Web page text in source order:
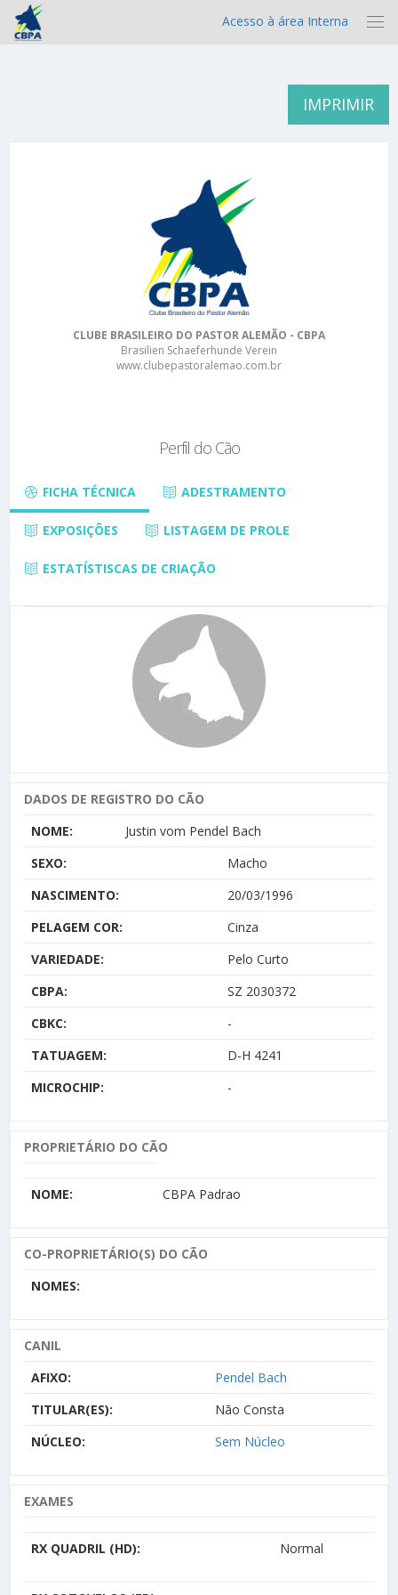
Acesso à área Interna
IMPRIMIR
CLUBE BRASILEIRO DO PASTOR ALEMÃO - CBPA
Brasilien Schaeferhunde Verein
www.clubepastoralemao.com.br
Perfil do Cão
FICHA TÉCNICA ADESTRAMENTO
EXPOSIÇÕES LISTAGEM DE PROLE
ESTATÍSTISCAS DE CRIAÇÃO
DADOS DE REGISTRO DO CÃO
NOME:
Justin vom Pendel Bach
SEXO:
Macho
NASCIMENTO:
20/03/1996
PELAGEM COR:
Cinza
VARIEDADE:
Pelo Curto
CBPA:
SZ 2030372
CBKC:
-
TATUAGEM:
D-H 4241
MICROCHIP:
-
PROPRIETÁRIO DO CÃO
NOME: CBPA Padrao
CO-PROPRIETÁRIO(S) DO CÃO
NOMES:
CANIL
AFIXO:
Pendel Bach
TITULAR(ES):
Não Consta
NÚCLEO:
Sem Núcleo
EXAMES
RX QUADRIL (HD): Normal